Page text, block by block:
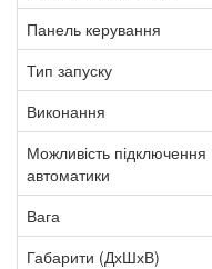
Панель керування
Тип запуску
Виконання
Можливість підключення
автоматики
Вага
Габарити (ДхШхВ)